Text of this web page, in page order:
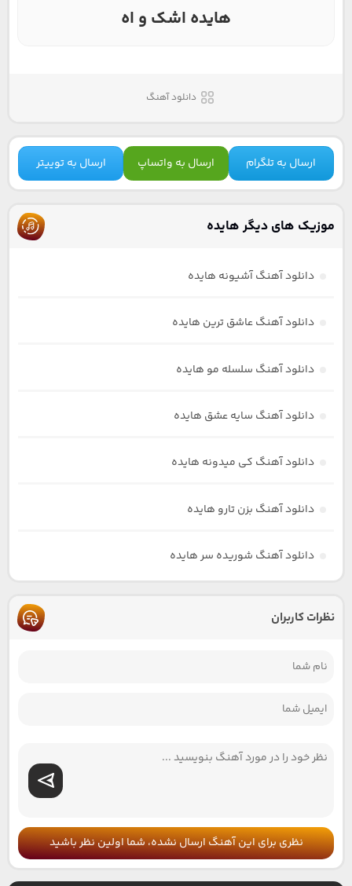
هایده اشک و اه
دانلود آهنگ
ارسال به تلگرام ارسال به واتساپ ارسال به توییتر
موزیک های دیگر هایده
دانلود آهنگ آشیونه هایده
دانلود آهنگ عاشق ترین هایده
دانلود آهنگ سلسله مو هایده
دانلود آهنگ سایه عشق هایده
دانلود آهنگ کی میدونه هایده
دانلود آهنگ بزن تارو هایده
دانلود آهنگ شوریده سر هایده
نظرات کاربران
نظری برای این آهنگ ارسال نشده، شما اولین نظر باشید